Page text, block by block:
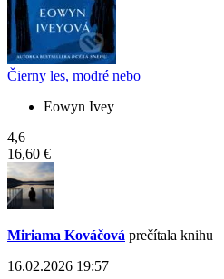
Čierny les, modré nebo
Eowyn Ivey
4,6
16,60 €
Miriama Kováčová prečítala knihu
16.02.2026 19:57